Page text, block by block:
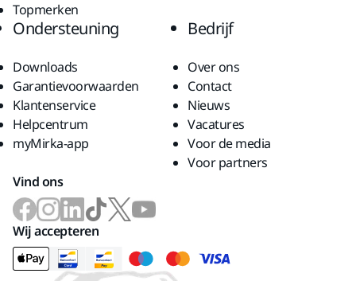
Topmerken
Ondersteuning
Downloads
Garantievoorwaarden
Klantenservice
Helpcentrum
myMirka-app
Bedrijf
Over ons
Contact
Nieuws
Vacatures
Voor de media
Voor partners
Vind ons
Wij accepteren